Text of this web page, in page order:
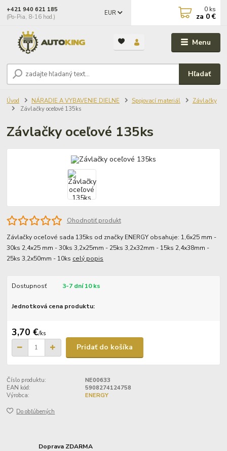
Menu
EUR
Hľadať
+421 940 621 185
(Po-Pia, 8-16 hod.)
0 ks
za 0 €
Úvod NÁRADIE A VYBAVENIE DIELNE Spojovací materiál
Závlačky
Závlačky oceľové 135ks
Závlačky oceľové 135ks
Ohodnotiť produkt
Závlačky oceľové sada 135ks od značky ENERGY obsahuje: 1,6x25 mm -
30ks 2,4x25 mm - 30ks 3,2x25mm - 25ks 3,2x32mm - 15ks 2,4x38mm -
25ks 3,2x50mm - 10ks celý popis
Dostupnosť 3-7 dní 10 ks
Jednotková cena produktu:
3,70 €/ks
Pridať do košíka
Číslo produktu:
NE00633
EAN kód:
5908274124758
Výrobca:
ENERGY
Do obľúbených
Doprava ZDARMA